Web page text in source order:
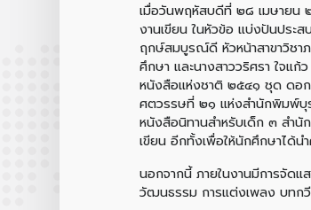
เมื่อวันพฤหัสบดีที่ ๒๘ เมษายน ๒
งานเขียน ในหัวข้อ แบ่งปันปร
ฤกษ์สมบูรณ์ดี หัวหน้าสาขาวิชาภ
ศึกษา และนางสาววริศรา ใจแ
หนังสือแห่งชาติ ๒๕๔๑ ชุด ดอ
ศตวรรษที่ ๒๑ แห่งสำนักพิมพ์บุร
หนังสือนิทานสำหรับเด็ก ๓ สำนั
เขียน อีกทั้งเพื่อให้นักศึกษาได้
นอกจากนี้ ภายในงานมีการจัด
วัฒนธรรม การแต่งเพลง บทก